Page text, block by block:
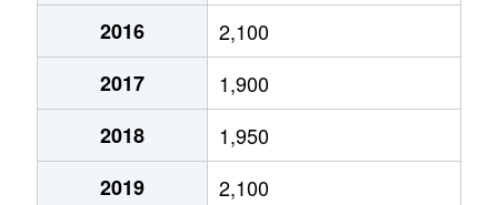
2016
2,100
2017
1,900
2018
1,950
2019
2,100